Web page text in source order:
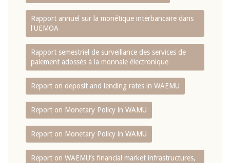
Rapport annuel sur la monétique interbancaire dans
l'UEMOA
Rapport semestriel de surveillance des services de
paiement adossés à la monnaie électronique
Report on deposit and lending rates in WAEMU
Report on Monetary Policy in WAMU
Report on Monetary Policy in WAMU
Report on WAEMU’s financial market infrastructures,